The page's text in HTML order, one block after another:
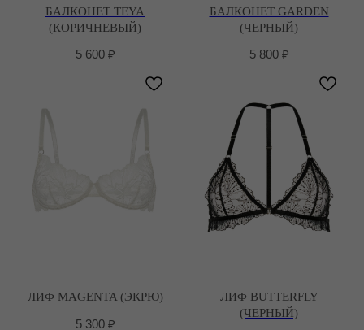
БАЛКОНЕТ TEYA
(КОРИЧНЕВЫЙ)
5 600 ₽
БАЛКОНЕТ GARDEN
(ЧЕРНЫЙ)
5 800 ₽
ЛИФ MAGENTA (ЭКРЮ)
5 300 ₽
ЛИФ BUTTERFLY
(ЧЕРНЫЙ)